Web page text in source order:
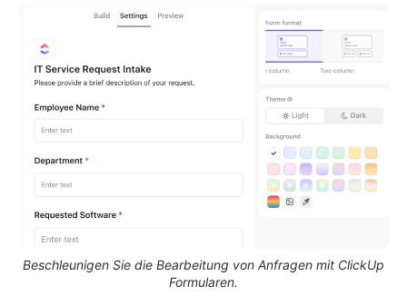
Beschleunigen Sie die Bearbeitung von Anfragen mit ClickUp
Formularen.